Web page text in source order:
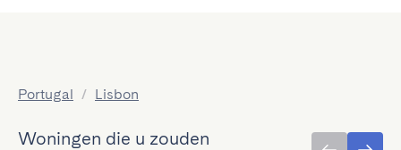
Portugal / Lisbon
Woningen die u zouden